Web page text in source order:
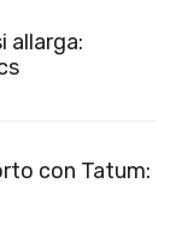
allarga:
con Tatum: